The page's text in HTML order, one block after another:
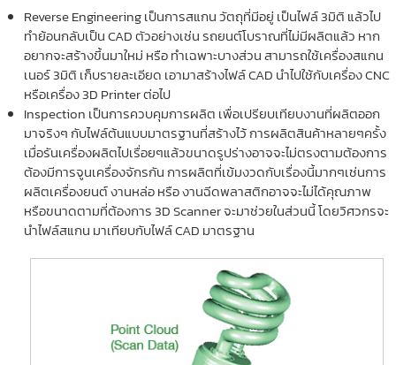
Reverse Engineering เป็นการสแกน วัตถุที่มีอยู่ เป็นไฟล์ 3มิติ แล้วไป
ทำย้อนกลับเป็น CAD ตัวอย่างเช่น รถยนต์โบราณที่ไม่มีผลิตแล้ว หาก
อยากจะสร้างขึ้นมาใหม่ หรือ ทำเฉพาะบางส่วน สามารถใช้เครื่องสแกน
เนอร์ 3มิติ เก็บรายละเอียด เอามาสร้างไฟล์ CAD นำไปใช้กับเครื่อง CNC
หรือเครื่อง 3D Printer ต่อไป
Inspection เป็นการควบคุมการผลิต เพื่อเปรียบเทียบงานที่ผลิตออก
มาจริงๆ กับไฟล์ต้นแบบมาตรฐานที่สร้างไว้ การผลิตสินค้าหลายๆครั้ง
เมื่อรันเครื่องผลิตไปเรื่อยๆแล้วขนาดรูปร่างอาจจะไม่ตรงตามต้องการ
ต้องมีการจูนเครื่องจักรกัน การผลิตที่เข้มงวดกับเรื่องนี้มากๆเช่นการ
ผลิตเครื่องยนต์ งานหล่อ หรือ งานฉีดพลาสติกอาจจะไม่ได้คุณภาพ
หรือขนาดตามที่ต้องการ 3D Scanner จะมาช่วยในส่วนนี้ โดยวิศวกรจะ
นำไฟล์สแกน มาเทียบกับไฟล์ CAD มาตรฐาน